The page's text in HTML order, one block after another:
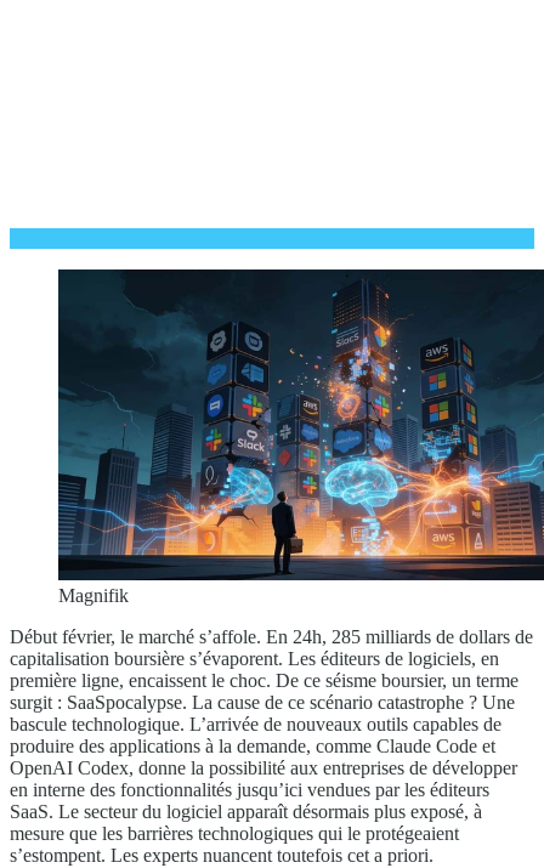
Magnifik
Début février, le marché s’affole. En 24h, 285 milliards de dollars de
capitalisation boursière s’évaporent. Les éditeurs de logiciels, en
première ligne, encaissent le choc. De ce séisme boursier, un terme
surgit : SaaSpocalypse. La cause de ce scénario catastrophe ? Une
bascule technologique. L’arrivée de nouveaux outils capables de
produire des applications à la demande, comme Claude Code et
OpenAI Codex, donne la possibilité aux entreprises de développer
en interne des fonctionnalités jusqu’ici vendues par les éditeurs
SaaS. Le secteur du logiciel apparaît désormais plus exposé, à
mesure que les barrières technologiques qui le protégeaient
s’estompent. Les experts nuancent toutefois cet a priori.